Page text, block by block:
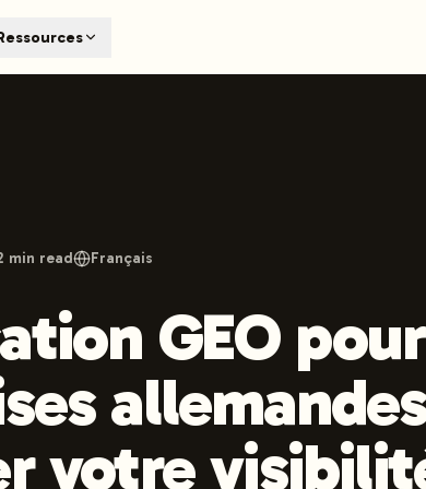
engines like ChatGPT, Claude, and
hours.
min read Français
GEO
votre